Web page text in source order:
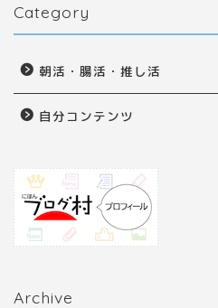
Category
朝活・腸活・推し活
自分コンテンツ
Archive